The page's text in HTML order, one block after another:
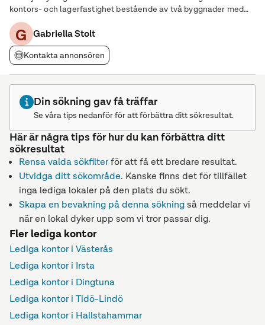
kontors- och lagerfastighet bestående av två byggnader med
flertalet lediga kontors- och lagerlokaler. En av byggnaderna är
en renodlad kontorsbyggnad med
G Gabriella Stolt
Kontakta annonsören
Din sökning gav få träffar
Se våra tips nedanför för att förbättra ditt sökresultat.
Här är några tips för hur du kan förbättra ditt
sökresultat
Rensa valda sökfilterför att få ett bredare resultat.
Utvidga ditt sökområde. Kanske finns det för tillfället
inga lediga lokaler på den plats du sökt.
Skapa en bevakning på denna sökningså meddelar vi
när en lokal dyker upp som vi tror passar dig.
Fler lediga kontor
Lediga kontor i Västerås
Lediga kontor i Irsta
Lediga kontor i Dingtuna
Lediga kontor i Tidö-Lindö
Lediga kontor i Hallstahammar